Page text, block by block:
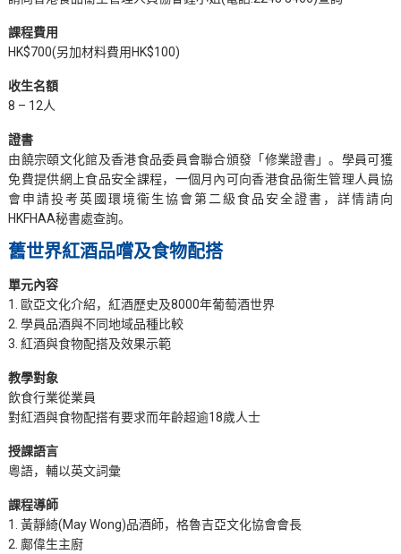
課程費用
HK$700(另加材料費用HK$100)
收生名額
8 – 12人
證書
由饒宗頤文化館及香港食品委員會聯合頒發「修業證書」。學員可獲
免費提供網上食品安全課程，一個月內可向香港食品衞生管理人員協
會申請投考英國環境衞生協會第二級食品安全證書，詳情請向
HKFHAA秘書處查詢。
舊世界紅酒品嚐及食物配搭
單元內容
1. 歐亞文化介紹，紅酒歷史及8000年葡萄酒世界
2. 學員品酒與不同地域品種比較
3. 紅酒與食物配搭及效果示範
教學對象
飲食行業從業員
對紅酒與食物配搭有要求而年齡超逾18歲人士
授課語言
粵語，輔以英文詞彙
課程導師
1. 黃靜綺(May Wong)品酒師，格魯吉亞文化協會會長
2. 鄺偉生主廚